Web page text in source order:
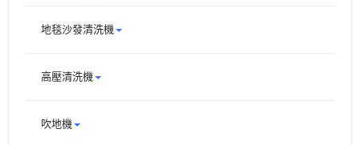
地毯沙發清洗機
高壓清洗機
吹地機